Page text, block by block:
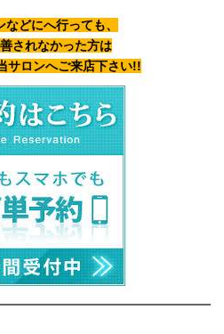
どにへ行っても、
されなかった方は
サロンへご来店下さい!!